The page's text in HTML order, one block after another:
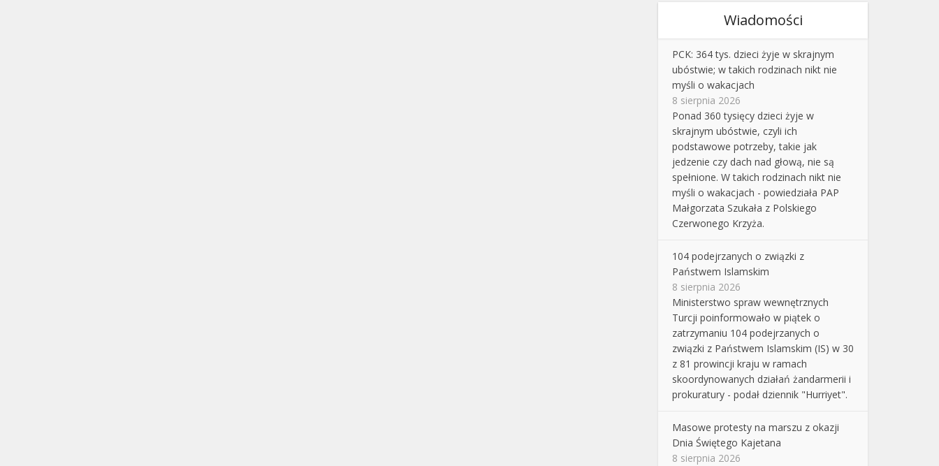
Wiadomości
PCK: 364 tys. dzieci żyje w skrajnym
ubóstwie; w takich rodzinach nikt nie
myśli o wakacjach
8 sierpnia 2026
Ponad 360 tysięcy dzieci żyje w
skrajnym ubóstwie, czyli ich
podstawowe potrzeby, takie jak
jedzenie czy dach nad głową, nie są
spełnione. W takich rodzinach nikt nie
myśli o wakacjach - powiedziała PAP
Małgorzata Szukała z Polskiego
Czerwonego Krzyża.
104 podejrzanych o związki z
Państwem Islamskim
8 sierpnia 2026
Ministerstwo spraw wewnętrznych
Turcji poinformowało w piątek o
zatrzymaniu 104 podejrzanych o
związki z Państwem Islamskim (IS) w 30
z 81 prowincji kraju w ramach
skoordynowanych działań żandarmerii i
prokuratury - podał dziennik "Hurriyet".
Masowe protesty na marszu z okazji
Dnia Świętego Kajetana
8 sierpnia 2026